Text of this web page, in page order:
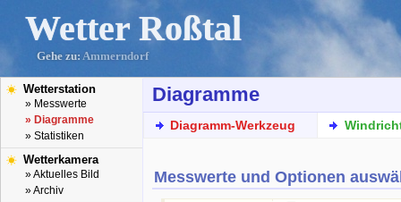
Wetter Roßtal
Gehe zu: Ammerndorf
Wetterstation
» Messwerte
» Diagramme
» Statistiken
Wetterkamera
» Aktuelles Bild
» Archiv
Diagramme
Diagramm-Werkzeug
Messwerte und Optionen